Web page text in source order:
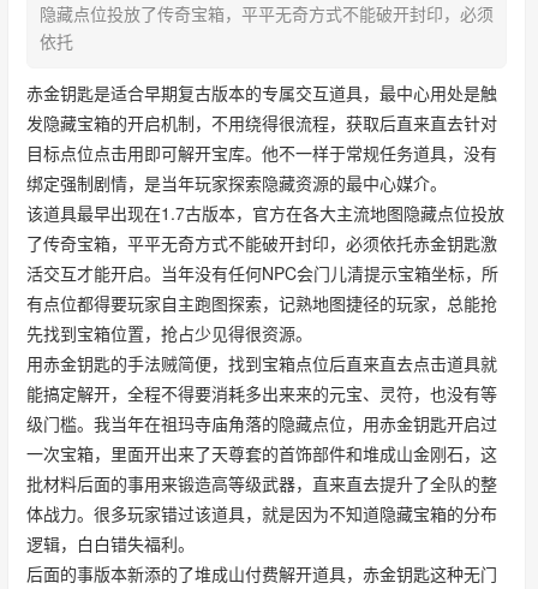
隐藏点位投放了传奇宝箱，平平无奇方式不能破开封印，必须
依托
赤金钥匙是适合早期复古版本的专属交互道具，最中心用处是触
发隐藏宝箱的开启机制，不用绕得很流程，获取后直来直去针对
目标点位点击用即可解开宝库。他不一样于常规任务道具，没有
绑定强制剧情，是当年玩家探索隐藏资源的最中心媒介。
该道具最早出现在1.7古版本，官方在各大主流地图隐藏点位投放
了传奇宝箱，平平无奇方式不能破开封印，必须依托赤金钥匙激
活交互才能开启。当年没有任何NPC会门儿清提示宝箱坐标，所
有点位都得要玩家自主跑图探索，记熟地图捷径的玩家，总能抢
先找到宝箱位置，抢占少见得很资源。
用赤金钥匙的手法贼简便，找到宝箱点位后直来直去点击道具就
能搞定解开，全程不得要消耗多出来来的元宝、灵符，也没有等
级门槛。我当年在祖玛寺庙角落的隐藏点位，用赤金钥匙开启过
一次宝箱，里面开出来了天尊套的首饰部件和堆成山金刚石，这
批材料后面的事用来锻造高等级武器，直来直去提升了全队的整
体战力。很多玩家错过该道具，就是因为不知道隐藏宝箱的分布
逻辑，白白错失福利。
后面的事版本新添的了堆成山付费解开道具，赤金钥匙这种无门